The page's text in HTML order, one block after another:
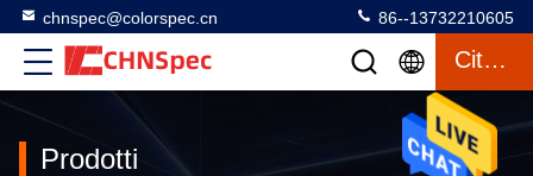
chnspec@colorspec.cn 86--13732210605
Citazione
Prodotti